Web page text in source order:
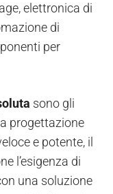
elettronica di
di
per
sono gli
progettazione
e potente, il
l’esigenza di
una soluzione